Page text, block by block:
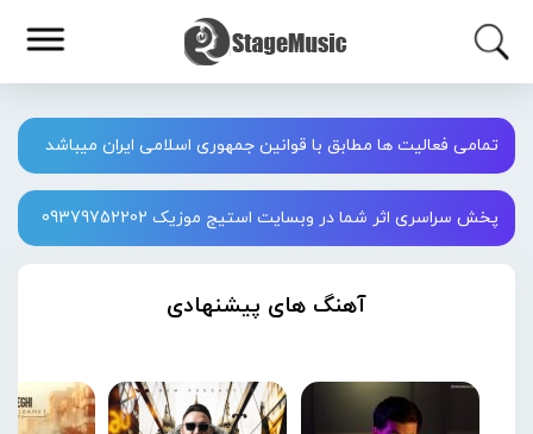
تمامی فعالیت ها مطابق با قوانین جمهوری اسلامی ایران میباشد
پخش سراسری اثر شما در وبسایت استیج موزیک 09379752202
آهنگ های پیشنهادی